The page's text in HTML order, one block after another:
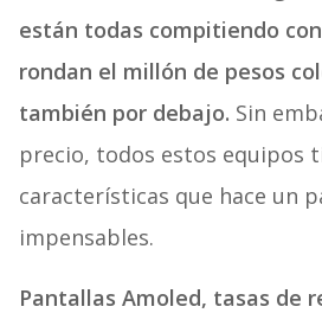
están todas compitiendo
rondan el millón de pesos
también por debajo. Sin
precio, todos estos equipos
características que hace un
impensables.
Pantallas Amoled, tasas de